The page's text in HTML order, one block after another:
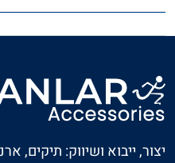
יצור, ייבוא ושיווק: תיקים,